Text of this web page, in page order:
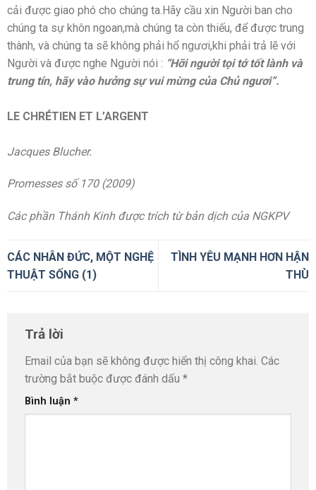
cải được giao phó cho chúng ta.Hãy cầu xin Người ban cho
chúng ta sự khôn ngoan,mà chúng ta còn thiếu, để được trung
thành, và chúng ta sẽ không phải hổ ngươi,khi phải trả lẽ với
Người và được nghe Người nói : “Hỡi người tọi tớ tốt lành và
trung tín, hãy vào hưởng sự vui mừng của Chủ ngươi”.
LE CHRÉTIEN ET L’ARGENT
Jacques Blucher.
Promesses số 170 (2009)
Các phần Thánh Kinh được trích từ bản dịch của NGKPV
CÁC NHÂN ĐỨC, MỘT NGHỆ
THUẬT SỐNG (1)
TÌNH YÊU MẠNH HƠN HẬN
THÙ
Trả lời
Email của bạn sẽ không được hiển thị công khai. Các
trường bắt buộc được đánh dấu *
Bình luận *